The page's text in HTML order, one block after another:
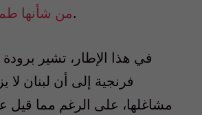
من شأنها.
في هذا الإطار، تشير
فرنجية إلى أن لبنان لا
مشاغلها، على الرغم مما قيل عن